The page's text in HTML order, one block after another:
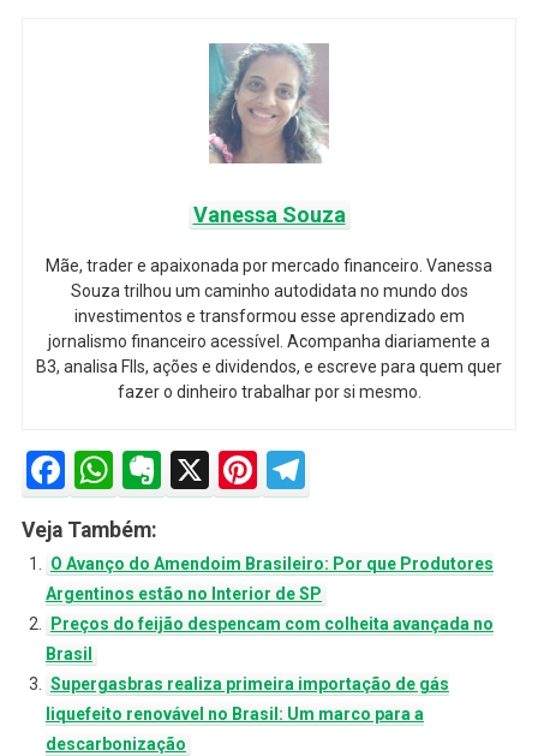
Vanessa Souza
Mãe, trader e apaixonada por mercado financeiro. Vanessa
Souza trilhou um caminho autodidata no mundo dos
investimentos e transformou esse aprendizado em
jornalismo financeiro acessível. Acompanha diariamente a
B3, analisa FIIs, ações e dividendos, e escreve para quem quer
fazer o dinheiro trabalhar por si mesmo.
Facebook
WhatsApp
Evernote
X Pinterest
Veja Também:
O Avanço do Amendoim Brasileiro: Por que Produtores
Argentinos estão no Interior de SP
Preços do feijão despencam com colheita avançada no
Brasil
Supergasbras realiza primeira importação de gás
liquefeito renovável no Brasil: Um marco para a
descarbonização